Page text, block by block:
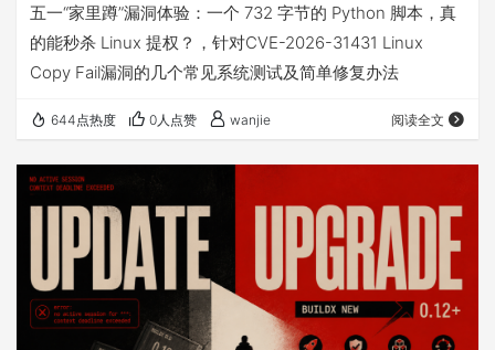
五一“家里蹲”漏洞体验：一个 732 字节的 Python 脚本，真
的能秒杀 Linux 提权？，针对CVE-2026-31431 Linux
Copy Fail漏洞的几个常见系统测试及简单修复办法
644点热度 0人点赞 wanjie 阅读全文